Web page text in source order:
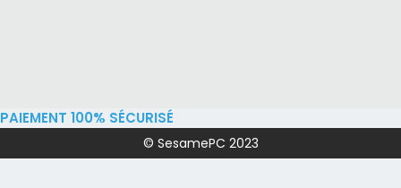
PAIEMENT 100% SÉCURISÉ
© SesamePC 2023